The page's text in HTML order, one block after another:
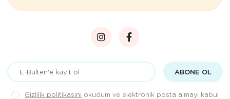
ABONE OL
Gizlilik politikasını okudum ve elektronik posta almayı kabul